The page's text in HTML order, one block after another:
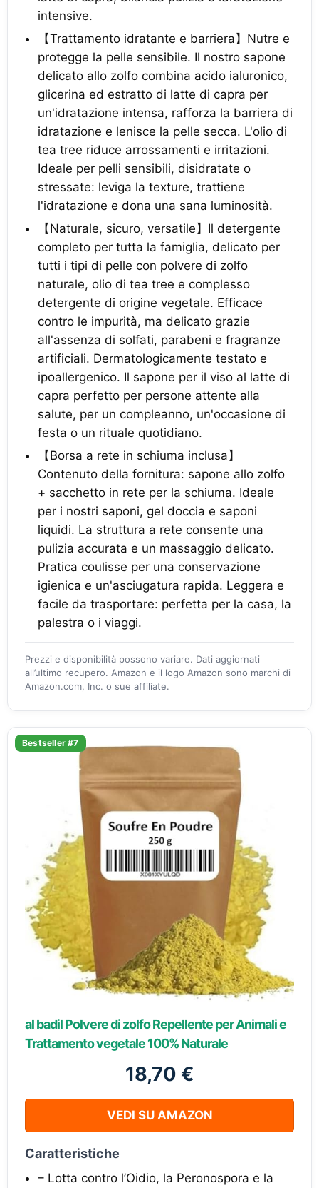
intensive.
【Trattamento idratante e barriera】Nutre e
protegge la pelle sensibile. Il nostro sapone
delicato allo zolfo combina acido ialuronico,
glicerina ed estratto di latte di capra per
un'idratazione intensa, rafforza la barriera di
idratazione e lenisce la pelle secca. L'olio di
tea tree riduce arrossamenti e irritazioni.
Ideale per pelli sensibili, disidratate o
stressate: leviga la texture, trattiene
l'idratazione e dona una sana luminosità.
【Naturale, sicuro, versatile】Il detergente
completo per tutta la famiglia, delicato per
tutti i tipi di pelle con polvere di zolfo
naturale, olio di tea tree e complesso
detergente di origine vegetale. Efficace
contro le impurità, ma delicato grazie
all'assenza di solfati, parabeni e fragranze
artificiali. Dermatologicamente testato e
ipoallergenico. Il sapone per il viso al latte di
capra perfetto per persone attente alla
salute, per un compleanno, un'occasione di
festa o un rituale quotidiano.
【Borsa a rete in schiuma inclusa】
Contenuto della fornitura: sapone allo zolfo
+ sacchetto in rete per la schiuma. Ideale
per i nostri saponi, gel doccia e saponi
liquidi. La struttura a rete consente una
pulizia accurata e un massaggio delicato.
Pratica coulisse per una conservazione
igienica e un'asciugatura rapida. Leggera e
facile da trasportare: perfetta per la casa, la
palestra o i viaggi.
Prezzi e disponibilità possono variare. Dati aggiornati
all’ultimo recupero. Amazon e il logo Amazon sono marchi di
Amazon.com, Inc. o sue affiliate.
Bestseller #7
al badil Polvere di zolfo Repellente per Animali e
Trattamento vegetale 100% Naturale
18,70 €
VEDI SU AMAZON
Caratteristiche
– Lotta contro l’Oidio, la Peronospora e la